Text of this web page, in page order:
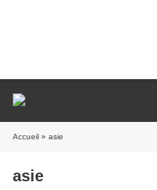
Accueil » asie
asie